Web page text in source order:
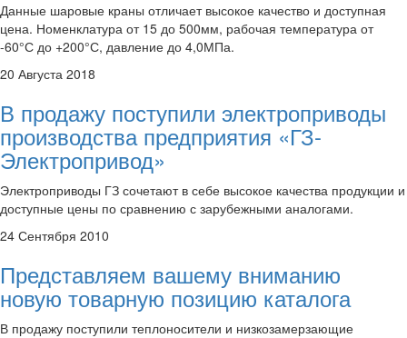
Данные шаровые краны отличает высокое качество и доступная
цена. Номенклатура от 15 до 500мм, рабочая температура от
-60°С до +200°С, давление до 4,0МПа.
20 Августа 2018
В продажу поступили электроприводы
производства предприятия «ГЗ-
Электропривод»
Электроприводы ГЗ сочетают в себе высокое качества продукции и
доступные цены по сравнению с зарубежными аналогами.
24 Сентября 2010
Представляем вашему вниманию
новую товарную позицию каталога
В продажу поступили теплоносители и низкозамерзающие